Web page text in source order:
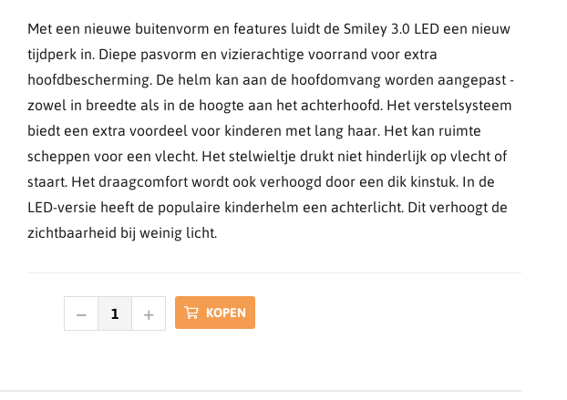
Met een nieuwe buitenvorm en features luidt de Smiley 3.0 LED een nieuw
tijdperk in. Diepe pasvorm en vizierachtige voorrand voor extra
hoofdbescherming. De helm kan aan de hoofdomvang worden aangepast -
zowel in breedte als in de hoogte aan het achterhoofd. Het verstelsysteem
biedt een extra voordeel voor kinderen met lang haar. Het kan ruimte
scheppen voor een vlecht. Het stelwieltje drukt niet hinderlijk op vlecht of
staart. Het draagcomfort wordt ook verhoogd door een dik kinstuk. In de
LED-versie heeft de populaire kinderhelm een achterlicht. Dit verhoogt de
zichtbaarheid bij weinig licht.
KOPEN